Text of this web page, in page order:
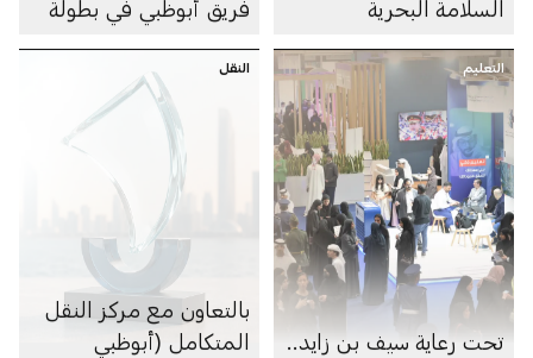
السلامة البحرية
فريق أبوظبي في بطولة
للزوارق السريعة
التعليم
تحت رعاية سيف بن زايد..
النقل
بالتعاون مع مركز النقل
المتكامل (أبوظبي